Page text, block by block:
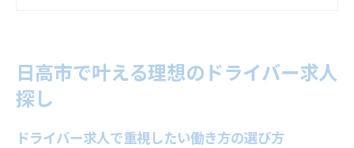
ライフスタイル別の日高市求人の選び方
未経験歓迎の運送ドライバー求人事情
未経験から始めやすいドライバー求人の特
日高市で叶える理想のドライバー求人
探し
ドライバー求人で重視したい働き方の選び方